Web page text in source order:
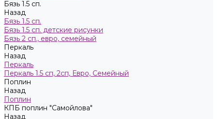
Бязь 1.5 сп.
Назад
Бязь 1.5 сп.
Бязь 1.5 сп. детские рисунки
Бязь 2 сп., евро, семейный
Пeркaль
Назад
Пeркaль
Перкаль 1.5 сп, 2сп, Евро, Семейный
Поплин
Назад
Поплин
КПБ поплин "Самойлова"
Назад